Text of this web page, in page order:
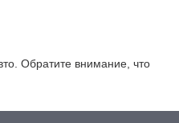
Обратите внимание, что